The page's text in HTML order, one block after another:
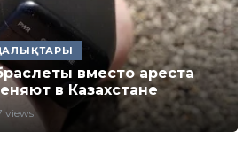
вместо ареста
в Казахстане
views